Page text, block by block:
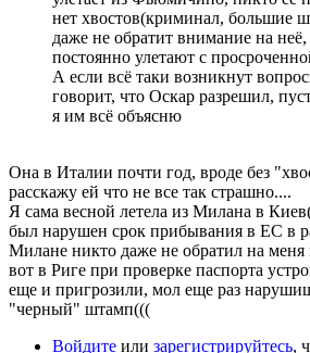
нет хвостов(криминал, большие
даже не обратит внимание на
постоянно улетают с
А если всё таки возникнут
говорит, что Оскар разрешил,
я им всё объясню
Она в Италии почти год, вроде без
расскажу ей что не все так страшно....
Я сама весной летела из Милана в
был нарушен срок прибывания в ЕС в
Милане никто даже не обратил на меня
вот в Риге при проверке паспорта
еще и пригрозили, мол еще раз
"черный" штамп(((
Войдите или зарегистрируйтесь,